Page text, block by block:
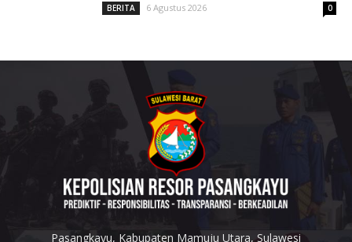
BERITA 6 Agustus 2026 0
Pasangkayu, Kabupaten Mamuju Utara, Sulawesi